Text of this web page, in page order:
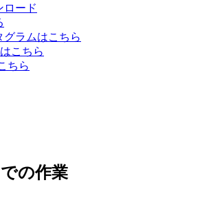
ロード
の作業